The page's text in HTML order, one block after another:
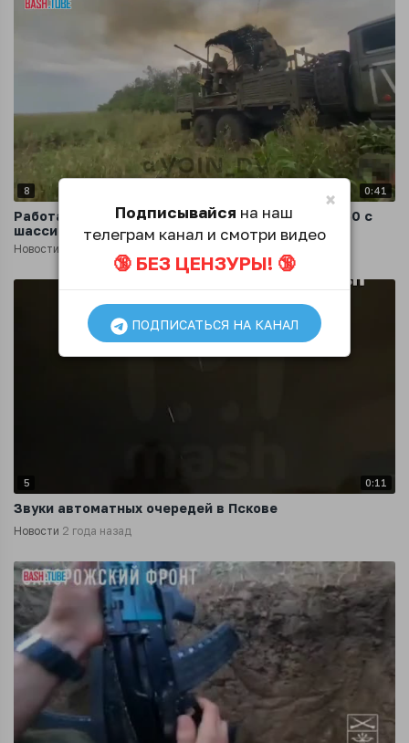
8 0:41
Работа зенитно-артиллерийский комплекса С-60 с
шасси на базе «Урал»
Новости
5 0:11
Звуки автоматных очередей в Пскове
Новости 2 года назад
×
Подписывайся на наш
телеграм канал и смотри видео
🔞 БЕЗ ЦЕНЗУРЫ! 🔞
ПОДПИСАТЬСЯ НА КАНАЛ